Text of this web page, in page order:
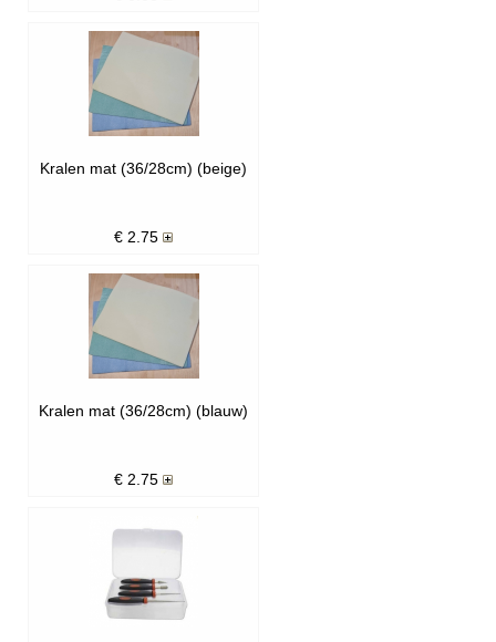
Kralen mat (36/28cm) (beige)
€ 2.75
Kralen mat (36/28cm) (blauw)
€ 2.75